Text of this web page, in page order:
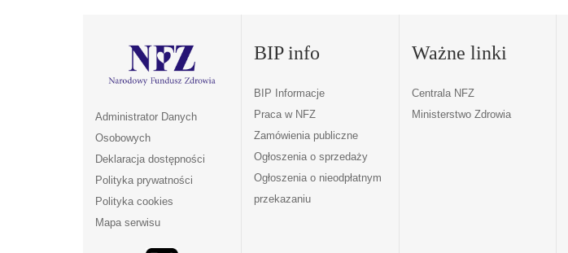
Administrator Danych
Osobowych
Deklaracja dostępności
Polityka prywatności
Polityka cookies
Mapa serwisu
BIP info
BIP Informacje
Praca w NFZ
Zamówienia publiczne
Ogłoszenia o sprzedaży
Ogłoszenia o nieodpłatnym
przekazaniu
Ważne linki
Centrala NFZ
Ministerstwo Zdrowia